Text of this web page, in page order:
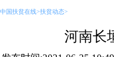
中国扶贫在线>扶贫动态>
河南长